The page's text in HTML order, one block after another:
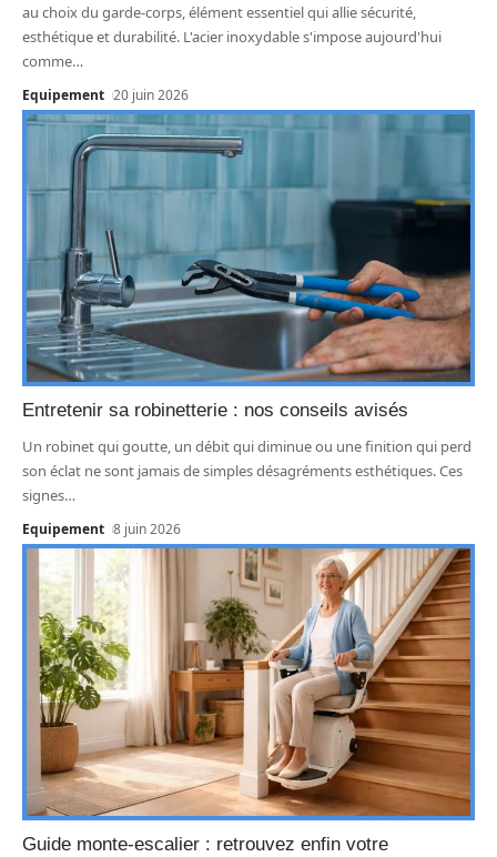
au choix du garde-corps, élément essentiel qui allie sécurité,
esthétique et durabilité. L'acier inoxydable s'impose aujourd'hui
comme…
Equipement 20 juin 2026
Entretenir sa robinetterie : nos conseils avisés
Un robinet qui goutte, un débit qui diminue ou une finition qui perd
son éclat ne sont jamais de simples désagréments esthétiques. Ces
signes…
Equipement 8 juin 2026
Guide monte-escalier : retrouvez enfin votre